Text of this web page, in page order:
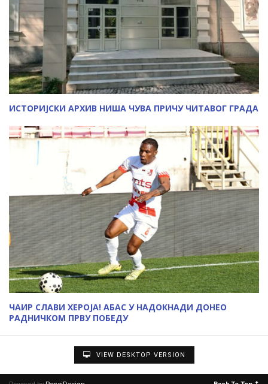
ИСТОРИЈСКИ АРХИВ НИША ЧУВА ПРИЧУ ЧИТАВОГ ГРАДА
ЧАИР СЛАВИ ХЕРОЈА! АБАС У НАДОКНАДИ ДОНЕО
РАДНИЧКОМ ПРВУ ПОБЕДУ
VIEW DESKTOP VERSION